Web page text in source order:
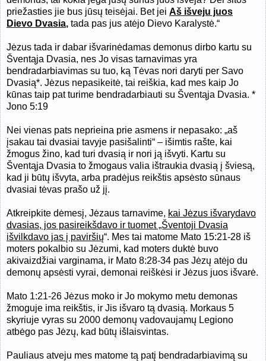
priežasties jie bus jūsų teisėjai. Bet jei Aš išveju juos
Dievo Dvasia, tada pas jus atėjo Dievo Karalystė.“
Jėzus tada ir dabar išvarinėdamas demonus dirbo kartu su
Šventąja Dvasia, nes Jo visas tarnavimas yra
bendradarbiavimas su tuo, ką Tėvas nori daryti per Savo
Dvasią*. Jėzus nepasikeitė, tai reiškia, kad mes kaip Jo
kūnas taip pat turime bendradarbiauti su Šventąja Dvasia. *
Jono 5:19
Nei vienas pats neprieina prie asmens ir nepasako: „aš
įsakau tai dvasiai tavyje pasišalinti“ – išimtis rašte, kai
žmogus žino, kad turi dvasią ir nori ją išvyti. Kartu su
Šventąja Dvasia to žmogaus valia ištraukia dvasią į šviesą,
kad ji būtų išvyta, arba pradėjus reikštis apsėsto sūnaus
dvasiai tėvas prašo už jį.
Atkreipkite dėmesį, Jėzaus tarnavime, kai Jėzus išvarydavo
dvasias, jos pasireikšdavo ir tuomet „Šventoji Dvasia
išvilkdavo jas į paviršių“. Mes tai matome Mato 15:21-28 iš
moters pokalbio su Jėzumi, kad moters duktė buvo
akivaizdžiai varginama, ir Mato 8:28-34 pas Jėzų atėjo du
demonų apsėsti vyrai, demonai reiškėsi ir Jėzus juos išvarė.
Mato 1:21-26 Jėzus moko ir Jo mokymo metu demonas
žmoguje ima reikštis, ir Jis išvaro tą dvasią. Morkaus 5
skyriuje vyras su 2000 demonų vadovaujamų Legiono
atbėgo pas Jėzų, kad būtų išlaisvintas.
Pauliaus atveju mes matome tą patį bendradarbiavimą su